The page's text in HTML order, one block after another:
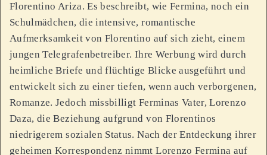
Florentino Ariza. Es beschreibt, wie Fermina, noch ein
Schulmädchen, die intensive, romantische
Aufmerksamkeit von Florentino auf sich zieht, einem
jungen Telegrafenbetreiber. Ihre Werbung wird durch
heimliche Briefe und flüchtige Blicke ausgeführt und
entwickelt sich zu einer tiefen, wenn auch verborgenen,
Romanze. Jedoch missbilligt Ferminas Vater, Lorenzo
Daza, die Beziehung aufgrund von Florentinos
niedrigerem sozialen Status. Nach der Entdeckung ihrer
geheimen Korrespondenz nimmt Lorenzo Fermina auf